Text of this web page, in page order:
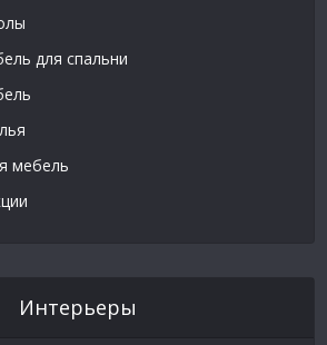
для спальни
мебель
Интерьеры